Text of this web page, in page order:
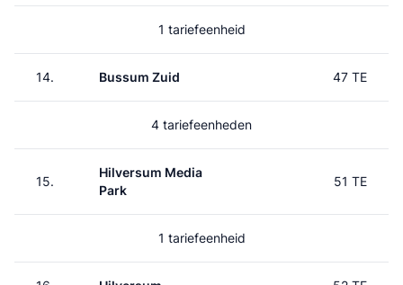
1 tariefeenheid
14. Bussum Zuid 47 TE
4 tariefeenheden
15.
Hilversum Media
Park
51 TE
1 tariefeenheid